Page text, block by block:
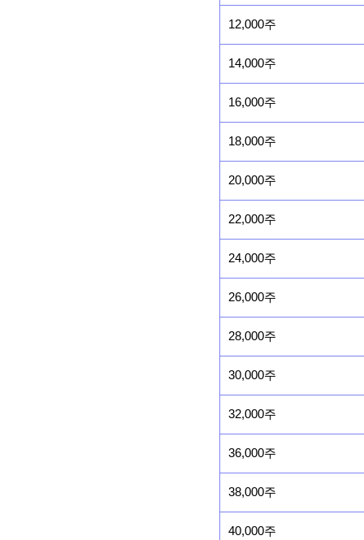
12,000주
14,000주
16,000주
18,000주
20,000주
22,000주
24,000주
26,000주
28,000주
30,000주
32,000주
36,000주
38,000주
40,000주